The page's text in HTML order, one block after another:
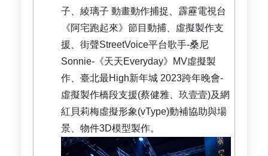
子、綾璃子 動畫動作捕捉、霹靂電視台
《阿宅跑起來》節目動捕、虛擬製作支
援、街聲StreetVoice平台歌手-桑尼
Sonnie-《天天Everyday》MV虛擬製
作、臺北最High新年城 2023跨年晚會-
虛擬製作橋段支援(蔡健雅、玖壹壹)及網
紅貝莉梅虛擬形象(vType)動補協助與場
景、物件3D模型製作。